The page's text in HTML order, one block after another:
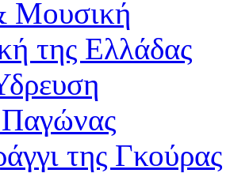
Μουσική
της Ελλάδας
της Γκούρας